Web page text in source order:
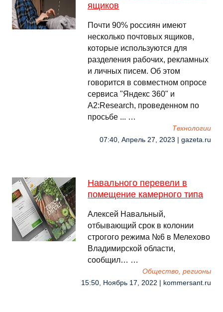
ящиков
Почти 90% россиян имеют
несколько почтовых ящиков,
которые используются для
разделения рабочих, рекламных
и личных писем. Об этом
говорится в совместном опросе
сервиса "Яндекс 360" и
A2:Research, проведенном по
просьбе ... …
Технологии
07:40, Апрель 27, 2023 | gazeta.ru
Навального перевели в
помещение камерного типа
Алексей Навальный,
отбывающий срок в колонии
строгого режима №6 в Мелехово
Владимирской области,
сообщил… …
Общество, регионы
15:50, Ноябрь 17, 2022 | kommersant.ru